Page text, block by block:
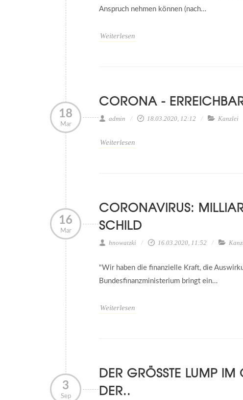
Anspruch nehmen können (nach…
Weiterlesen
18
Mar
CORONA -
admin 18.03.2020, 12:12 Kanzlei
Weiterlesen
16
Mar
CO­RO­NA­VI­RUS:
SCHILD
hnowatzki 16.03.2020, 11:52
"Wir haben die finanzielle Kraft, die
Bundesfinanzministerium bringt ein…
Weiterlesen
3
Sep
DER GRÖSSTE LUMP IM
ER..